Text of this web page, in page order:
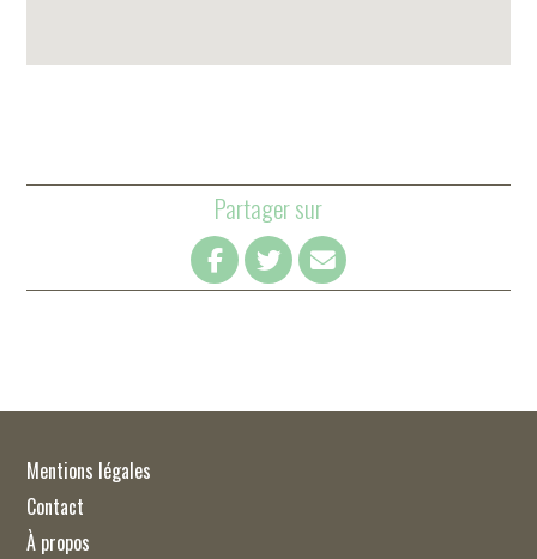
Partager sur
Mentions légales
Contact
À propos